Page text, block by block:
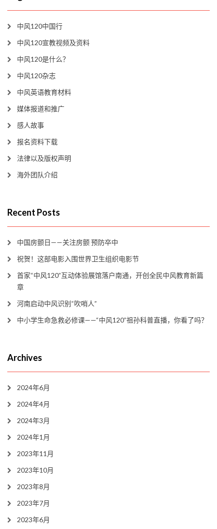
中风120中国行
中风120宣教视频及资料
中风120是什么？
中风120杂志
中风英语教育材料
媒体报道和推广
感人故事
报名资料下载
法律以及版权声明
海外团队介绍
Recent Posts
中国房颤日——关注房颤 预防卒中
祝贺！这部电影入围世界卫生组织电影节
首家“中风120”互动体验展馆落户南通，开创全民中风教育新篇
章
河南启动中风识别“吹哨人”
中小学生命急救必修课——“中风120”祖孙科普直播，你看了吗？
Archives
2024年6月
2024年4月
2024年3月
2024年1月
2023年11月
2023年10月
2023年8月
2023年7月
2023年6月